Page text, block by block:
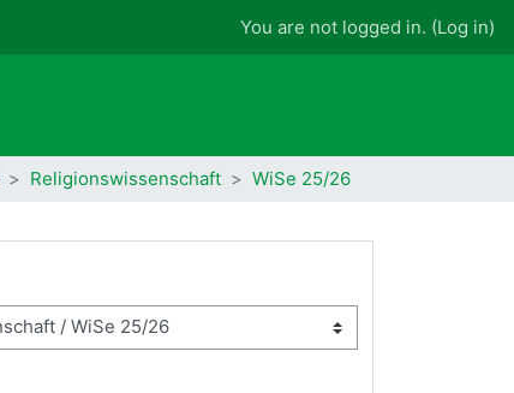
You are not logged in. (Log in)
Religionswissenschaft WiSe 25/26